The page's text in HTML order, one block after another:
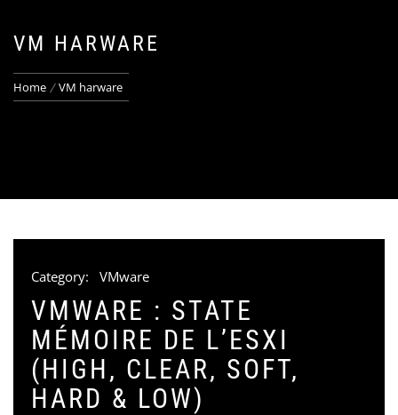
VM HARWARE
Home VM harware
Category: VMware
VMWARE : STATE
MÉMOIRE DE L’ESXI
(HIGH, CLEAR, SOFT,
HARD & LOW)